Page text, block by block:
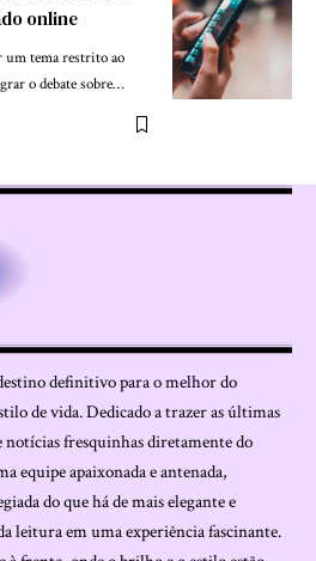
online
um tema restrito ao
o debate sobre…
definitivo para o melhor do
de vida. Dedicado a trazer as últimas
notícias fresquinhas diretamente do
equipe apaixonada e antenada,
do que há de mais elegante e
leitura em uma experiência fascinante.